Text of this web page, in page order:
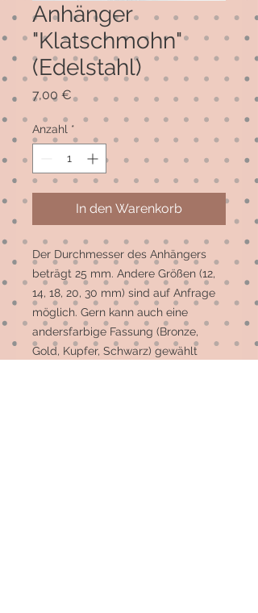
Anhänger
"Klatschmohn"
(Edelstahl)
7,00 €Preis
Anzahl *
In den Warenkorb
Der Durchmesser des Anhängers
beträgt 25 mm. Andere Größen (12,
14, 18, 20, 30 mm) sind auf Anfrage
möglich. Gern kann auch eine
andersfarbige Fassung (Bronze,
Gold, Kupfer, Schwarz) gewählt